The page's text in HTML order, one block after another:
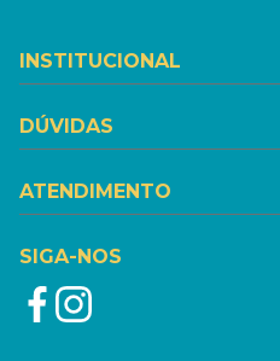
INSTITUCIONAL
DÚVIDAS
ATENDIMENTO
SIGA-NOS